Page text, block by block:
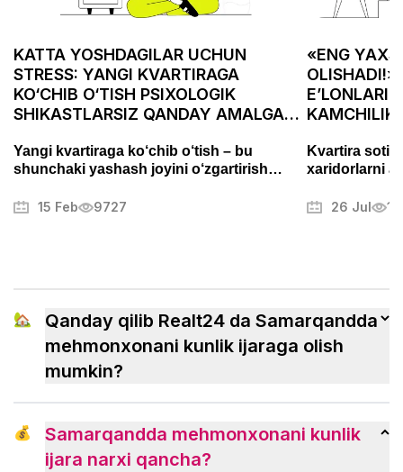
KATTA YOSHDAGILAR UCHUN
STRESS: YANGI KVARTIRAGA
KO‘CHIB O‘TISH PSIXOLOGIK
SHIKASTLARSIZ QANDAY AMALGA
Yangi kvartiraga ko‘chib o‘tish – bu
shunchaki yashash joyini o‘zgartirish
qiladigan muhim bosqichdir. Bu jarayon
qanday samarali tashkil qilish, ortiqcha
xavotirlardan qochish va yangi uyingizga
tezroq ko‘nikish usullarini ko‘rib chiqamiz.
15 Feb 9727
«ENG
Kvartira
xaridorlarni
26 Jul
🏡
Qanday qilib Realt24 da Samarqandda
mehmonxonani kunlik ijaraga olish
mumkin?
💰
Samarqandda mehmonxonani kunlik
ijara narxi qancha?